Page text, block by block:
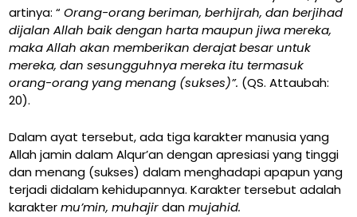
artinya: “Orang-orang beriman, berhijrah, dan berjihad
dijalan Allah baik dengan harta maupun jiwa mereka,
maka Allah akan memberikan derajat besar untuk
mereka, dan sesungguhnya mereka itu termasuk
orang-orang yang menang (sukses)”. (QS. Attaubah:
20).
Dalam ayat tersebut, ada tiga karakter manusia yang
Allah jamin dalam Alqur’an dengan apresiasi yang tinggi
dan menang (sukses) dalam menghadapi apapun yang
terjadi didalam kehidupannya. Karakter tersebut adalah
karaktermu’min, muhajirdanmujahid.